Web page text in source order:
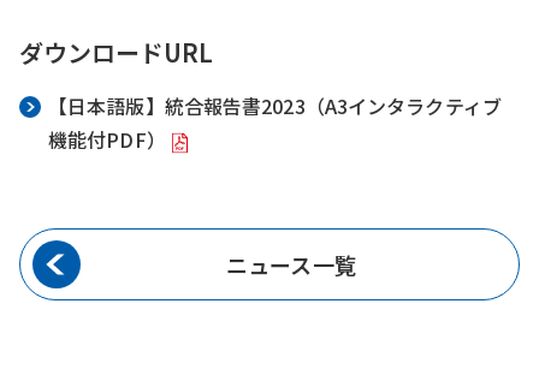
ダウンロードURL
【日本語版】統合報告書2023（A3インタラクティブ
機能付PDF）
ニュース一覧